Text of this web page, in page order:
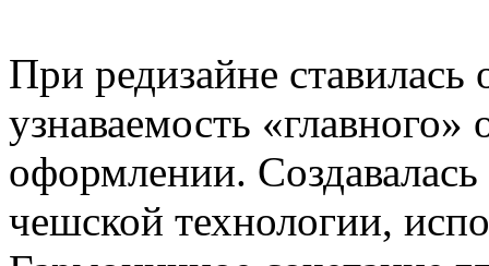
При редизайне ставилась
узнаваемость «главного»
оформлении.
чешской технологии,